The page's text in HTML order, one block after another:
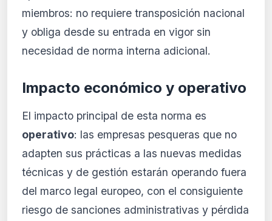
miembros: no requiere transposición nacional
y obliga desde su entrada en vigor sin
necesidad de norma interna adicional.
Impacto económico y operativo
El impacto principal de esta norma es
operativo: las empresas pesqueras que no
adapten sus prácticas a las nuevas medidas
técnicas y de gestión estarán operando fuera
del marco legal europeo, con el consiguiente
riesgo de sanciones administrativas y pérdida